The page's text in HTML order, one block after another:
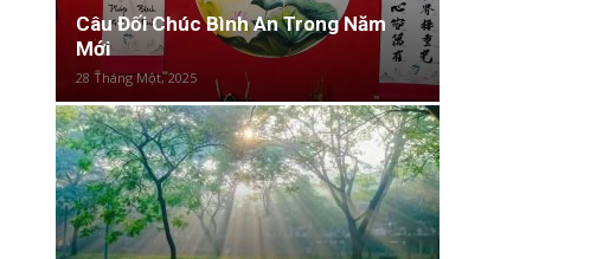
Câu Đối Chúc Bình An Trong Năm
Mới
28 Tháng Một, 2025